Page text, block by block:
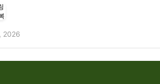
2026